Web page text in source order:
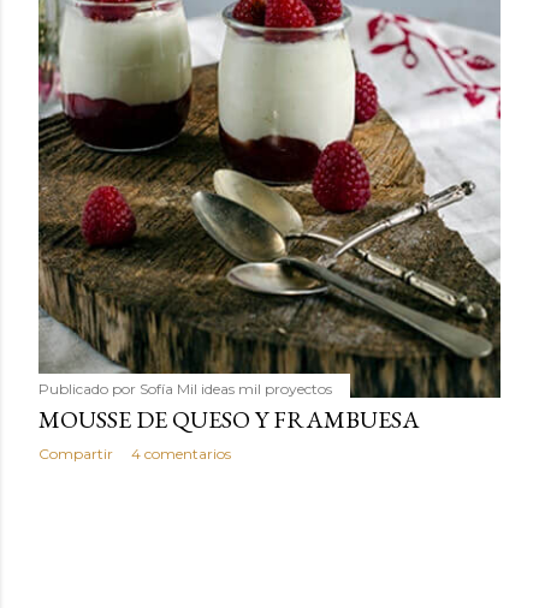
Publicado por Sofía Mil ideas mil proyectos
MOUSSE DE QUESO Y FRAMBUESA
Compartir 4 comentarios